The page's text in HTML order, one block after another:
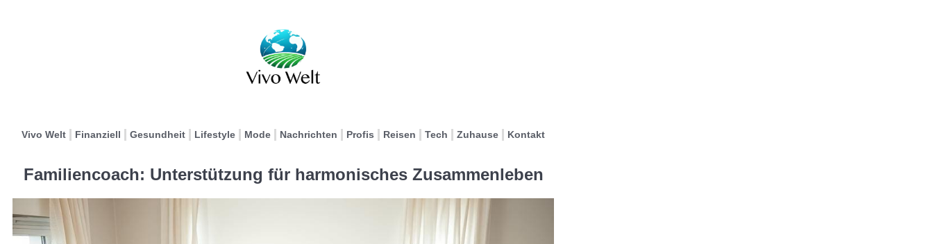
Vivo Welt Finanziell Gesundheit Lifestyle Mode Nachrichten Profis Reisen Tech Zuhause Kontakt
Familiencoach: Unterstützung für harmonisches Zusammenleben